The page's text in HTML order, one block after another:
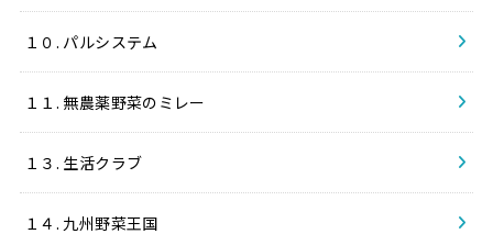
１０. パルシステム
１１. 無農薬野菜のミレー
１３. 生活クラブ
１４. 九州野菜王国